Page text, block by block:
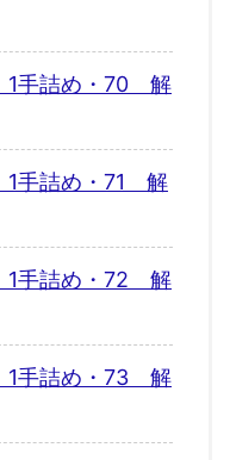
1手詰め・70 解
1手詰め・71 解
1手詰め・72 解
1手詰め・73 解